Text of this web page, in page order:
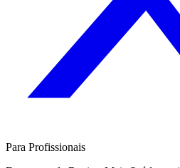
Para Profissionais